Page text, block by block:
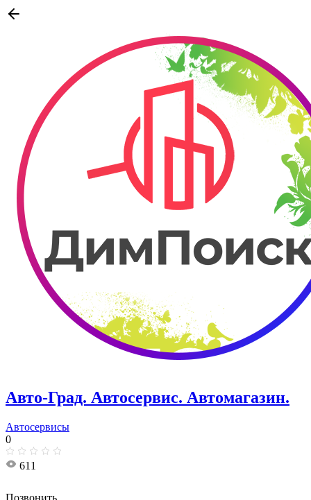
Авто-Град. Автосервис. Автомагазин.
Автосервисы
0
611
Позвонить